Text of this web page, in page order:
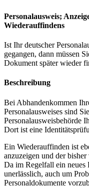
Personalausweis;
Wiederauffindens
Ist Ihr deutscher
gegangen, dann müssen
Dokument später wieder
Beschreibung
Bei Abhandenkommen
Personalausweises sind
Personalausweisbehörde
Dort ist eine
Ein Wiederauffinden ist
anzuzeigen und der
Da im Regelfall ein neues
unerlässlich, auch um
Personaldokumente